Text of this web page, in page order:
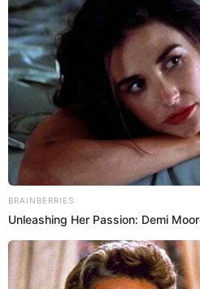
A la fecha, se ha procesado más de
resultados satisfactorios
Actualidad El Popular